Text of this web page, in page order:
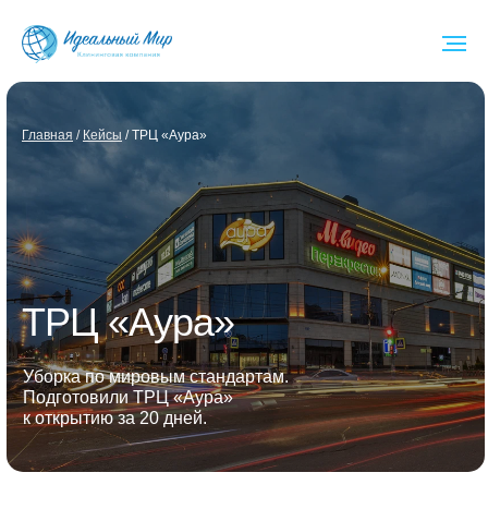
ТРЦ «Аура»
Глав ная / Кейсы / ТРЦ «Аура»
Уборка по мировым стандартам.
Подготовили ТРЦ «Аура»
к открытию за 20 дней.